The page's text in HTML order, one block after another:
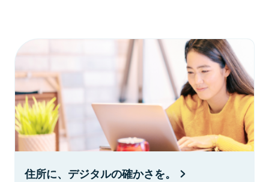
住所に、デジタルの確かさを。